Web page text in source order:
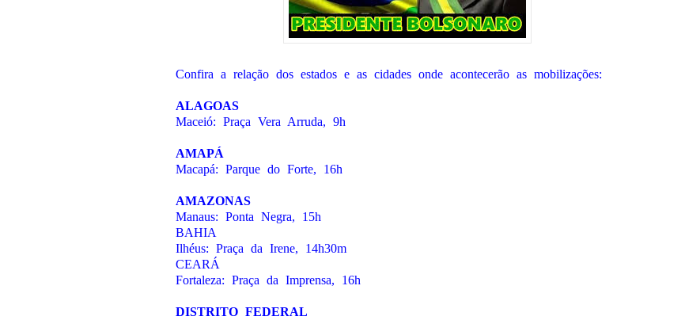
Confira a relação dos estados e as cidades onde acontecerão as mobilizações:
ALAGOAS
Maceió: Praça Vera Arruda, 9h
AMAPÁ
Macapá: Parque do Forte, 16h
AMAZONAS
Manaus: Ponta Negra, 15h
BAHIA
Ilhéus: Praça da Irene, 14h30m
CEARÁ
Fortaleza: Praça da Imprensa, 16h
DISTRITO FEDERAL